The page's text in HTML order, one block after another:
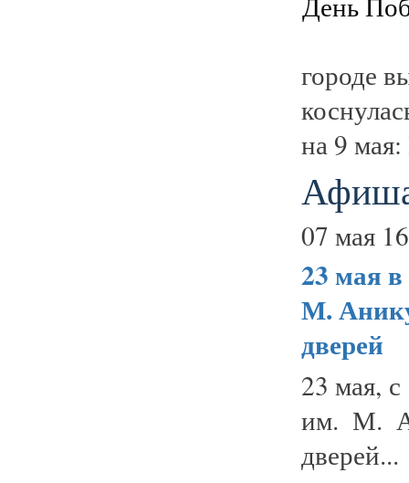
городе
на 9
07 мая
23 мая
М.
дверей
23 мая,
им. М.
дверей...